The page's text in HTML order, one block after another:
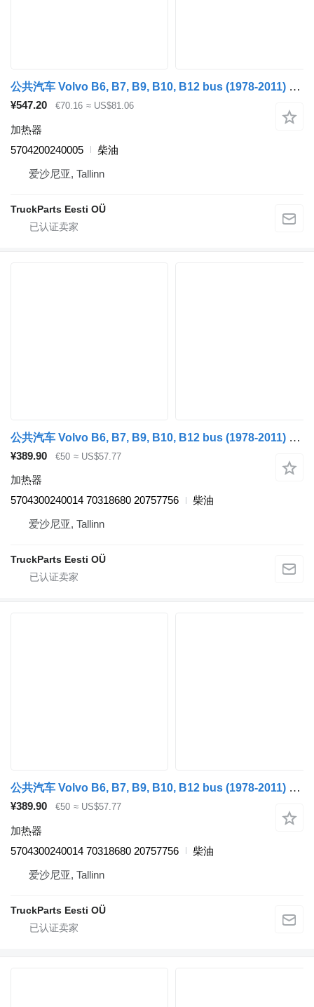
公共汽车 Volvo B6, B7, B9, B10, B12 bus (1978-2011) 的 加热器 Kormas B12B (01.97-12.11) 5704200240005
¥547.20 €70.16 ≈ US$81.06
加热器
5704200240005
柴油
爱沙尼亚, Tallinn
TruckParts Eesti OÜ
公共汽车 Volvo B6, B7, B9, B10, B12 bus (1978-2011) 的 加热器 Kormas B12B (01.97-12.11) 5704300240014
¥389.90 €50 ≈ US$57.77
加热器
5704300240014 70318680 20757756
柴油
爱沙尼亚, Tallinn
TruckParts Eesti OÜ
公共汽车 Volvo B6, B7, B9, B10, B12 bus (1978-2011) 的 加热器 Kormas B12B (01.97-12.11) 5704300240014
¥389.90 €50 ≈ US$57.77
加热器
5704300240014 70318680 20757756
柴油
爱沙尼亚, Tallinn
TruckParts Eesti OÜ